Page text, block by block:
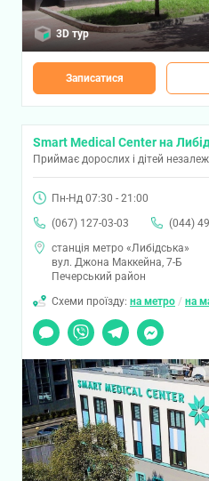
3D тур
Записатися
Smart Medical Center на
Приймає дорослих і дітей
Пн-Нд 07:30 - 21:00
(067) 127-03-03
(044)
станція метро «Либідська»
вул. Джона Маккейна, 7-Б
Печерський район
Схеми проїзду: на метро / на
Чат
Viber TelegramMessenger